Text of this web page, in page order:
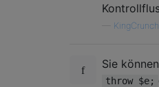
KingCrunch
Sie
throw $e;